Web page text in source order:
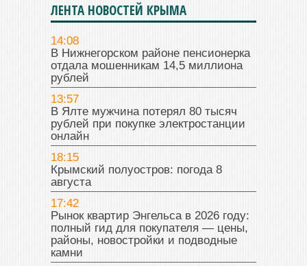
ЛЕНТА НОВОСТЕЙ КРЫМА
14:08
В Нижнегорском районе пенсионерка
отдала мошенникам 14,5 миллиона
рублей
13:57
В Ялте мужчина потерял 80 тысяч
рублей при покупке электростанции
онлайн
18:15
Крымский полуостров: погода 8
августа
17:42
Рынок квартир Энгельса в 2026 году:
полный гид для покупателя — цены,
районы, новостройки и подводные
камни